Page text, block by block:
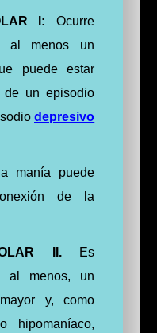
I:Ocurre
al menos un
puede estar
de un episodio
depresivo
manía puede
de la
II.Es
al menos, un
y, como
hipomaníaco,